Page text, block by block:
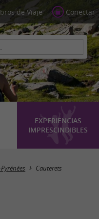
de Viaje Conectar
EXPERIENCIAS
IMPRESCINDIBLES
Masquer la carte
Cauterets